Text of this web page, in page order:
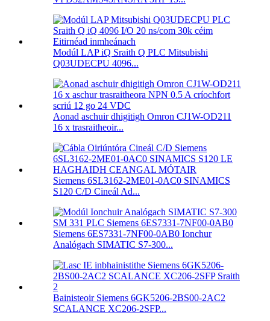
Modúl LAP iQ Sraith Q PLC Mitsubishi
Q03UDECPU 4096...
Aonad aschuir dhigitigh Omron CJ1W-OD211
16 x trasraitheoir...
Siemens 6SL3162-2ME01-0AC0 SINAMICS
S120 C/D Cineál Ad...
Siemens 6ES7331-7NF00-0AB0 Ionchur
Analógach SIMATIC S7-300...
Bainisteoir Siemens 6GK5206-2BS00-2AC2
SCALANCE XC206-2SFP...